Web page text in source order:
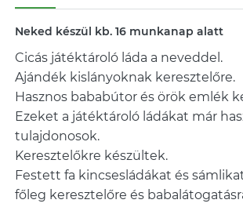
Neked készül kb. 16 munkanap alatt
Cicás játéktároló láda a neveddel.
Ajándék kislányoknak keresztelőre.
Hasznos bababútor és örök emlék
Ezeket a játéktároló ládákat már
tulajdonosok.
Keresztelőkre készültek.
Festett fa kincsesládákat és
főleg keresztelőre és